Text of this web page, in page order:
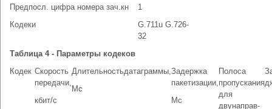
Предпосл. цифра номера зач.кн
1
Кодеки
G.711u G.726-
32
Таблица 4 - Параметры кодеков
Кодек Скорость
передачи,
кбит/с
Длительностьдатаграммы,
Мс
Задержка
пакетизации,
Мс
Полоса
пропускания
для
двунаправ-